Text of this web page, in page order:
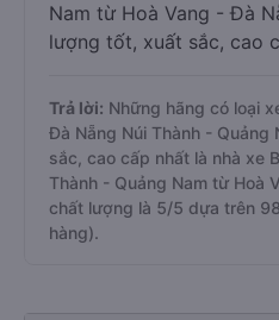
Nam từ Hoà Vang - Đà
lượng tốt, xuất sắc, cao
Trả lời: Những hãng có loại
Đà Nẵng Núi Thành -
sắc, cao cấp nhất là nhà xe
Thành - Quảng Nam từ Hoà
chất lượng là 5/5 dựa trên
hàng).